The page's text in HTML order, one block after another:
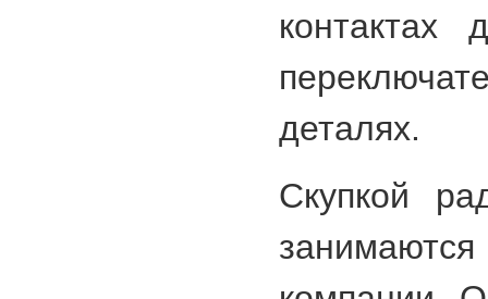
контактах
деталях.
Скупкой